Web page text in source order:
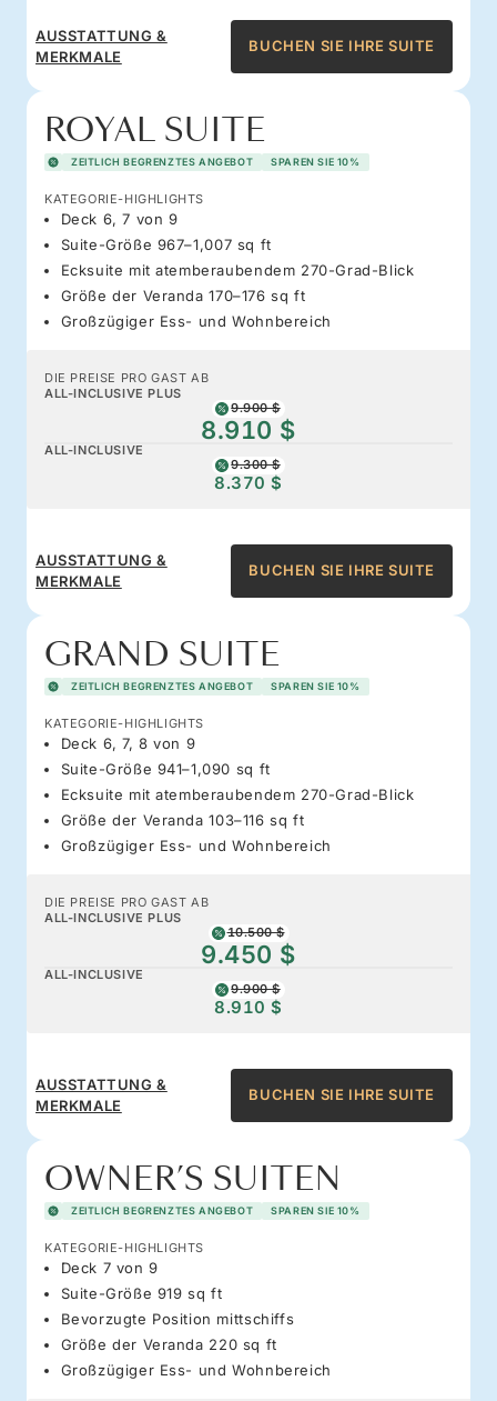
AUSSTATTUNG &
MERKMALE
BUCHEN SIE IHRE SUITE
ROYAL SUITE
ZEITLICH BEGRENZTES ANGEBOT SPAREN SIE 10%
KATEGORIE-HIGHLIGHTS
Deck 6, 7 von 9
Suite-Größe 967–1,007 sq ft
Ecksuite mit atemberaubendem 270-Grad-Blick
Größe der Veranda 170–176 sq ft
Großzügiger Ess- und Wohnbereich
DIE PREISE PRO GAST AB
ALL-INCLUSIVE PLUS
9.900 $
8.910 $
ALL-INCLUSIVE
9.300 $
8.370 $
AUSSTATTUNG &
MERKMALE
BUCHEN SIE IHRE SUITE
GRAND SUITE
ZEITLICH BEGRENZTES ANGEBOT SPAREN SIE 10%
KATEGORIE-HIGHLIGHTS
Deck 6, 7, 8 von 9
Suite-Größe 941–1,090 sq ft
Ecksuite mit atemberaubendem 270-Grad-Blick
Größe der Veranda 103–116 sq ft
Großzügiger Ess- und Wohnbereich
DIE PREISE PRO GAST AB
ALL-INCLUSIVE PLUS
10.500 $
9.450 $
ALL-INCLUSIVE
9.900 $
8.910 $
AUSSTATTUNG &
MERKMALE
BUCHEN SIE IHRE SUITE
OWNER’S SUITEN
ZEITLICH BEGRENZTES ANGEBOT SPAREN SIE 10%
KATEGORIE-HIGHLIGHTS
Deck 7 von 9
Suite-Größe 919 sq ft
Bevorzugte Position mittschiffs
Größe der Veranda 220 sq ft
Großzügiger Ess- und Wohnbereich